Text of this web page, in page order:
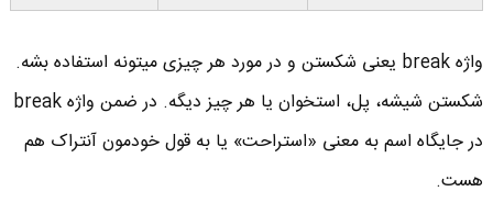
واژه break یعنی شکستن و در مورد هر چیزی میتونه استفاده بشه.
شکستن شیشه، پل، استخوان یا هر چیز دیگه. در ضمن واژه break
در جایگاه اسم به معنی «استراحت» یا به قول خودمون آنتراک هم
هست.